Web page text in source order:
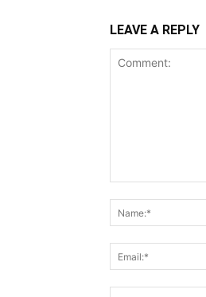
LEAVE A REPLY